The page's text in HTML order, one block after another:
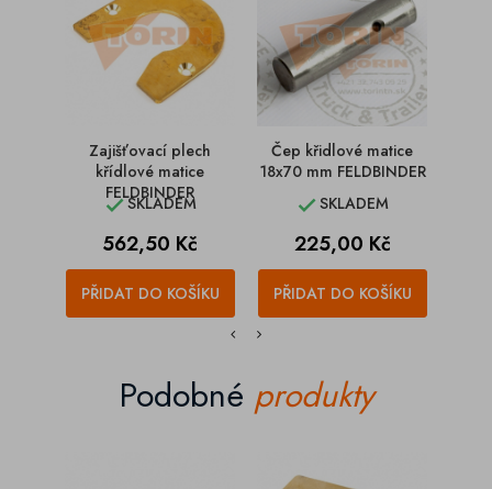
Zajišťovací plech
křídlové matice
FELDBINDER
SKLADEM
Cena
562,50 Kč
PŘIDAT DO KOŠÍKU
Čep křidlové matice
18x70 mm FELDBINDER
SKLADEM
Cena
225,00 Kč
PŘIDAT DO KOŠÍKU
Podobné produkty